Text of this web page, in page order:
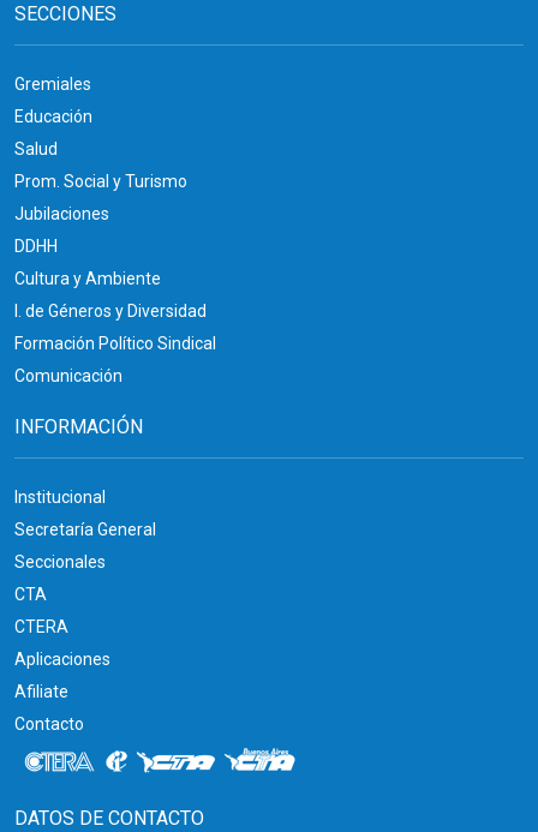
SECCIONES
Gremiales
Educación
Salud
Prom. Social y Turismo
Jubilaciones
DDHH
Cultura y Ambiente
I. de Géneros y Diversidad
Formación Político Sindical
Comunicación
INFORMACIÓN
Institucional
Secretaría General
Seccionales
CTA
CTERA
Aplicaciones
Afiliate
Contacto
DATOS DE CONTACTO